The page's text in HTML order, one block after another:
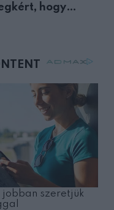
hogy
ült az első